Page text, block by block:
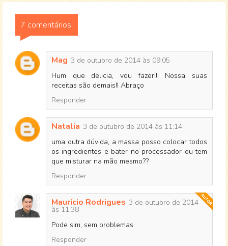
7 comentários:
Mag 3 de outubro de 2014 às 09:05
Hum que delicia, vou fazer!!! Nossa suas
receitas são demais!! Abraço
Responder
Natalia 3 de outubro de 2014 às 11:14
uma outra dúvida, a massa posso colocar todos
os ingredientes e bater no processador ou tem
que misturar na mão mesmo??
Responder
Maurício Rodrigues 3 de outubro de 2014
às 11:38
Pode sim, sem problemas.
Responder